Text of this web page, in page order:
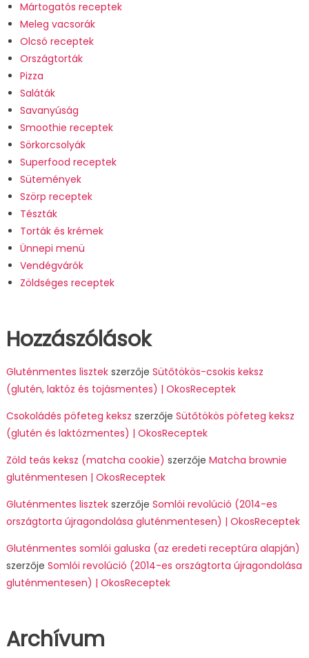
Mártogatós receptek
Meleg vacsorák
Olcsó receptek
Országtorták
Pizza
Saláták
Savanyúság
Smoothie receptek
Sörkorcsolyák
Superfood receptek
Sütemények
Szörp receptek
Tészták
Torták és krémek
Ünnepi menü
Vendégvárók
Zöldséges receptek
Hozzászólások
Gluténmentes lisztekszerzője Sütőtökös-csokis keksz
(glutén, laktóz és tojásmentes) | OkosReceptek
Csokoládés pöfeteg keksz szerzője Sütőtökös pöfeteg keksz
(glutén és laktózmentes) | OkosReceptek
Zöld teás keksz (matcha cookie) szerzője Matcha brownie
gluténmentesen | OkosReceptek
Gluténmentes lisztekszerzője Somlói revolúció (2014-es
országtorta újragondolása gluténmentesen) | OkosReceptek
Gluténmentes somlói galuska (az eredeti receptúra alapján)
szerzője Somlói revolúció (2014-es országtorta újragondolása
gluténmentesen) | OkosReceptek
Archívum